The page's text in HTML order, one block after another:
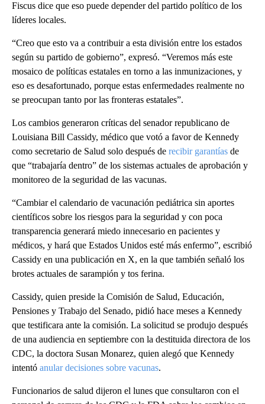
Fiscus dice que eso puede depender del partido político de los
líderes locales.
“Creo que esto va a contribuir a esta división entre los estados
según su partido de gobierno”, expresó. “Veremos más este
mosaico de políticas estatales en torno a las inmunizaciones, y
eso es desafortunado, porque estas enfermedades realmente no
se preocupan tanto por las fronteras estatales”.
Los cambios generaron críticas del senador republicano de
Louisiana Bill Cassidy, médico que votó a favor de Kennedy
como secretario de Salud solo después de recibir garantías de
que “trabajaría dentro” de los sistemas actuales de aprobación y
monitoreo de la seguridad de las vacunas.
“Cambiar el calendario de vacunación pediátrica sin aportes
científicos sobre los riesgos para la seguridad y con poca
transparencia generará miedo innecesario en pacientes y
médicos, y hará que Estados Unidos esté más enfermo”, escribió
Cassidy en una publicación en X, en la que también señaló los
brotes actuales de sarampión y tos ferina.
Cassidy, quien preside la Comisión de Salud, Educación,
Pensiones y Trabajo del Senado, pidió hace meses a Kennedy
que testificara ante la comisión. La solicitud se produjo después
de una audiencia en septiembre con la destituida directora de los
CDC, la doctora Susan Monarez, quien alegó que Kennedy
intentó anular decisiones sobre vacunas.
Funcionarios de salud dijeron el lunes que consultaron con el